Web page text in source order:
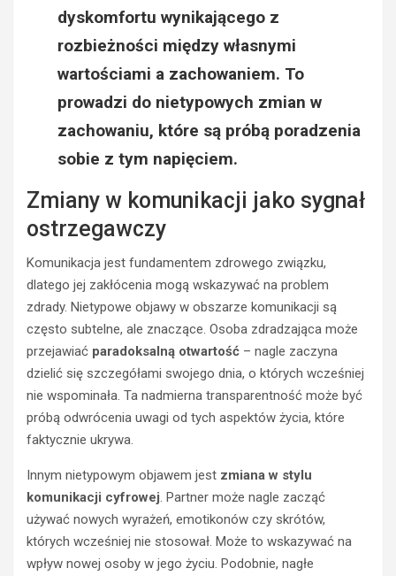
dyskomfortu wynikającego z
rozbieżności między własnymi
wartościami a zachowaniem. To
prowadzi do nietypowych zmian w
zachowaniu, które są próbą poradzenia
sobie z tym napięciem.
Zmiany w komunikacji jako sygnał
ostrzegawczy
Komunikacja jest fundamentem zdrowego związku,
dlatego jej zakłócenia mogą wskazywać na problem
zdrady. Nietypowe objawy w obszarze komunikacji są
często subtelne, ale znaczące. Osoba zdradzająca może
przejawiać paradoksalną otwartość – nagle zaczyna
dzielić się szczegółami swojego dnia, o których wcześniej
nie wspominała. Ta nadmierna transparentność może być
próbą odwrócenia uwagi od tych aspektów życia, które
faktycznie ukrywa.
Innym nietypowym objawem jest zmiana w stylu
komunikacji cyfrowej . Partner może nagle zacząć
używać nowych wyrażeń, emotikonów czy skrótów,
których wcześniej nie stosował. Może to wskazywać na
wpływ nowej osoby w jego życiu. Podobnie, nagłe